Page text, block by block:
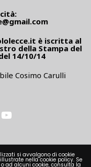
è iscritta al
della Stampa del
14/10/14
Cosimo Carulli
si avvalgono di cookie
nella cookie policy. Se
ad alcuni cookie, consulta la